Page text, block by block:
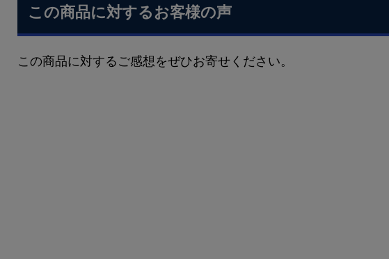
この商品に対するお客様の声
この商品に対するご感想をぜひお寄せください。